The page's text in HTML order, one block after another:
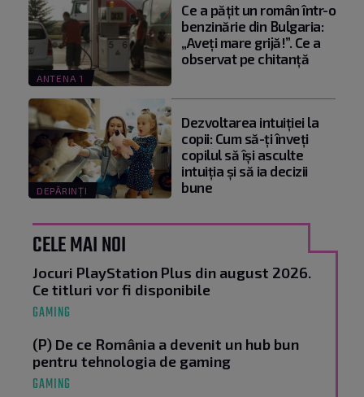
ANTENA 1
Ce a pățit un român într-o
benzinărie din Bulgaria:
„Aveți mare grijă!”. Ce a
observat pe chitanță
DEPĂRINȚI
Dezvoltarea intuiției la
copii: Cum să-ți înveți
copilul să își asculte
intuiția și să ia decizii
bune
CELE MAI NOI
Jocuri PlayStation Plus din august 2026.
Ce titluri vor fi disponibile
GAMING
(P) De ce România a devenit un hub bun
pentru tehnologia de gaming
GAMING